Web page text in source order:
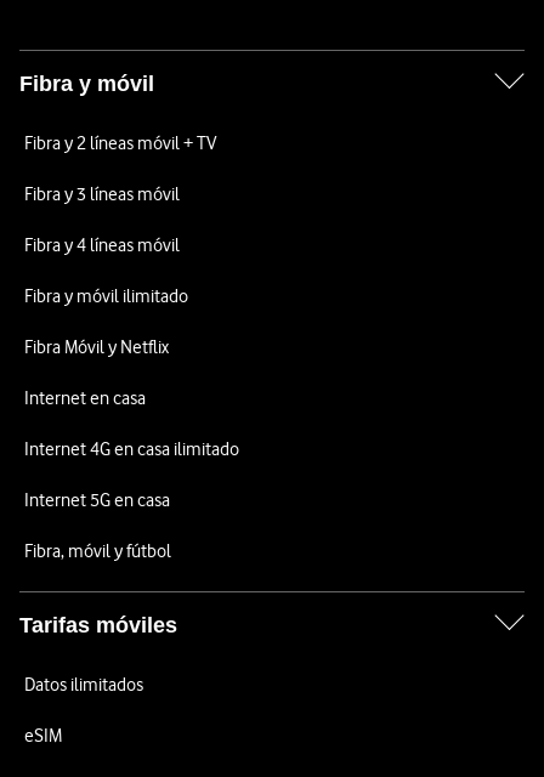
Fibra y móvil
Fibra y 2 líneas móvil + TV
Fibra y 3 líneas móvil
Fibra y 4 líneas móvil
Fibra y móvil ilimitado
Fibra Móvil y Netflix
Internet en casa
Internet 4G en casa ilimitado
Internet 5G en casa
Fibra, móvil y fútbol
Tarifas móviles
Datos ilimitados
eSIM